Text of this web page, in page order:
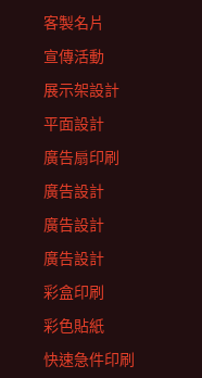
客製名片
宣傳活動
展示架設計
平面設計
廣告扇印刷
廣告設計
廣告設計
廣告設計
彩盒印刷
彩色貼紙
快速急件印刷